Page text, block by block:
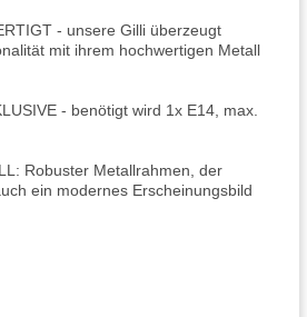
- unsere Gilli überzeugt
mit ihrem hochwertigen Metall
- benötigt wird 1x E14, max.
Robuster Metallrahmen, der
ein modernes Erscheinungsbild